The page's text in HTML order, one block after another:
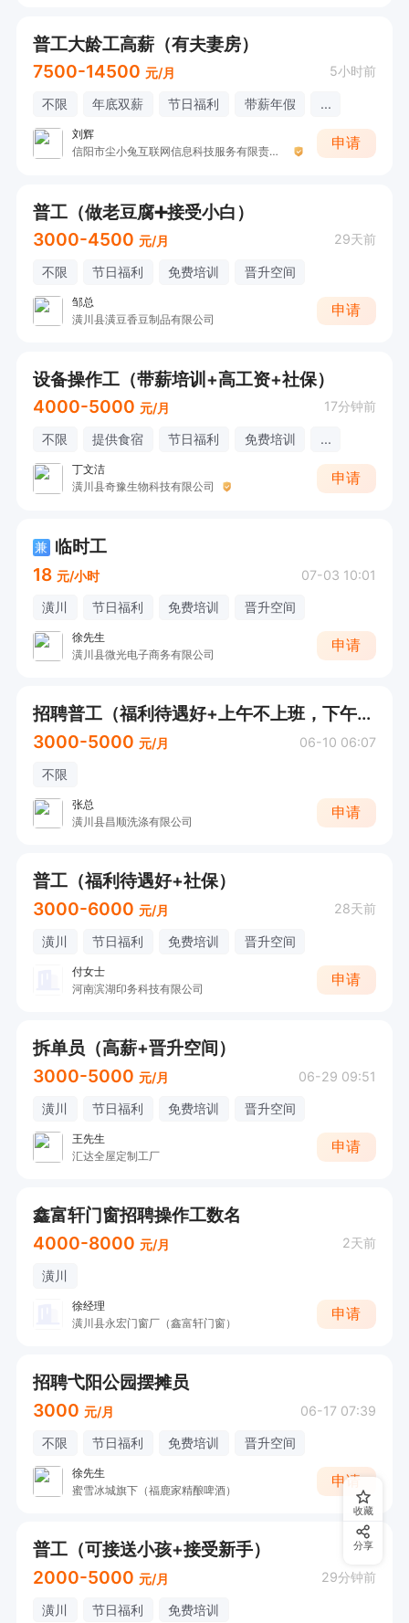
普工大龄工高薪（有夫妻房）
7500-14500 元/月 5小时前
不限 年底双薪 节日福利 带薪年假 ...
刘辉
信阳市尘小兔互联网信息科技服务有限责任公司
申请
普工（做老豆腐➕接受小白）
3000-4500 元/月 29天前
不限 节日福利 免费培训 晋升空间
邹总
潢川县潢豆香豆制品有限公司
申请
设备操作工（带薪培训+高工资+社保）
4000-5000 元/月 17分钟前
不限 提供食宿 节日福利 免费培训 ...
丁文洁
潢川县奇豫生物科技有限公司
申请
兼 临时工
18 元/小时 07-03 10:01
潢川 节日福利 免费培训 晋升空间
徐先生
潢川县微光电子商务有限公司
申请
招聘普工（福利待遇好+上午不上班，下午上班）
3000-5000 元/月 06-10 06:07
不限
张总
潢川县昌顺洗涤有限公司
申请
普工（福利待遇好+社保）
3000-6000 元/月 28天前
潢川 节日福利 免费培训 晋升空间
付女士
河南滨湖印务科技有限公司
申请
拆单员（高薪+晋升空间）
3000-5000 元/月 06-29 09:51
潢川 节日福利 免费培训 晋升空间
王先生
汇达全屋定制工厂
申请
鑫富轩门窗招聘操作工数名
4000-8000 元/月 2天前
潢川
徐经理
潢川县永宏门窗厂（鑫富轩门窗）
申请
招聘弋阳公园摆摊员
3000 元/月 06-17 07:39
不限 节日福利 免费培训 晋升空间
徐先生
蜜雪冰城旗下（福鹿家精酿啤酒）
申请
普工（可接送小孩+接受新手）
2000-5000 元/月 29分钟前
潢川 节日福利 免费培训
收藏
分享